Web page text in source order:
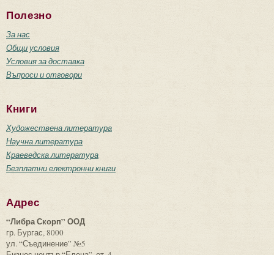
Полезно
За нас
Общи условия
Условия за доставка
Въпроси и отговори
Книги
Художествена литература
Научна литература
Краеведска литература
Безплатни електронни книги
Адрес
“Либра Скорп” ООД
гр. Бургас, 8000
ул. “Съединение” №5